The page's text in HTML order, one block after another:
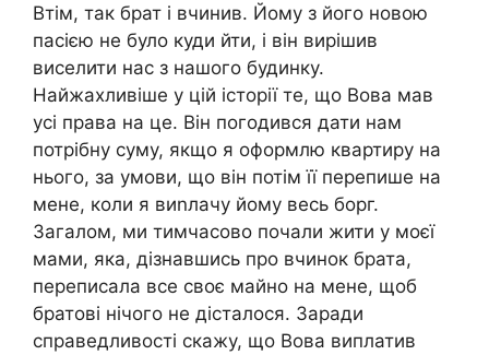
Втім, так брат і вчинив. Йому з його новою
пасією не було куди йти, і він вирішив
виселити нас з нашого будинку.
Найжахливіше у цій історії те, що Вова мав
усі права на це. Він погодився дати нам
потрібну суму, якщо я оформлю квартиру на
нього, за умови, що він потім її перепише на
мене, коли я виnлачу йому весь борг.
Загалом, ми тимчасово почали жити у моєї
мами, яка, дізнавшись про вчинок брата,
переписала все своє майно на мене, щоб
братові нічого не дісталося. Заради
справедливості скажу, що Вова виплатив